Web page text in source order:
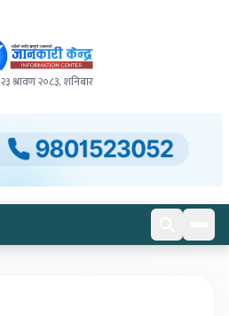
२३ श्रावण २०८३, शनिबार